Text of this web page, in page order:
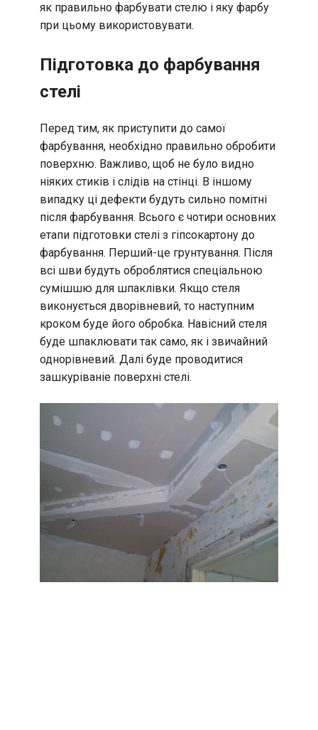
як правильно фарбувати стелю і яку фарбу
при цьому використовувати.
Підготовка до фарбування
стелі
Перед тим, як приступити до самої
фарбування, необхідно правильно обробити
поверхню. Важливо, щоб не було видно
ніяких стиків і слідів на стінці. В іншому
випадку ці дефекти будуть сильно помітні
після фарбування. Всього є чотири основних
етапи підготовки стелі з гіпсокартону до
фарбування. Перший-це грунтування. Після
всі шви будуть оброблятися спеціальною
сумішшю для шпаклівки. Якщо стеля
виконується дворівневий, то наступним
кроком буде його обробка. Навісний стеля
буде шпаклювати так само, як і звичайний
однорівневий. Далі буде проводитися
зашкуріваніе поверхні стелі.